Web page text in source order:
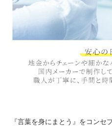
『言葉を身にまとう』をコンセ